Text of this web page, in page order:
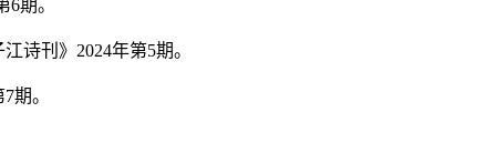
6期。
诗刊》2024年第5期。
期。